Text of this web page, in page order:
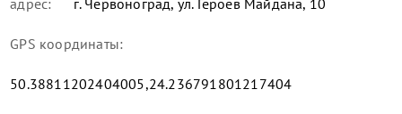
адрес: г. Червоноград, ул. Героев Майдана, 10
GPS координаты:
50.38811202404005,24.236791801217404